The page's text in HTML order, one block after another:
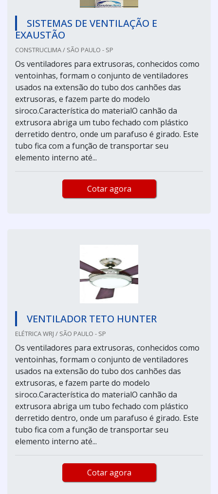
SISTEMAS DE VENTILAÇÃO E
EXAUSTÃO
CONSTRUCLIMA / SÃO PAULO - SP
Os ventiladores para extrusoras, conhecidos como
ventoinhas, formam o conjunto de ventiladores
usados na extensão do tubo dos canhões das
extrusoras, e fazem parte do modelo
siroco.Característica do materialO canhão da
extrusora abriga um tubo fechado com plástico
derretido dentro, onde um parafuso é girado. Este
tubo fica com a função de transportar seu
elemento interno até...
Cotar agora
VENTILADOR TETO HUNTER
ELÉTRICA WRJ / SÃO PAULO - SP
Os ventiladores para extrusoras, conhecidos como
ventoinhas, formam o conjunto de ventiladores
usados na extensão do tubo dos canhões das
extrusoras, e fazem parte do modelo
siroco.Característica do materialO canhão da
extrusora abriga um tubo fechado com plástico
derretido dentro, onde um parafuso é girado. Este
tubo fica com a função de transportar seu
elemento interno até...
Cotar agora